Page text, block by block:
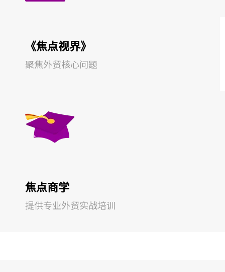
《焦点视界》
聚焦外贸核心问题
焦点商学
提供专业外贸实战培训